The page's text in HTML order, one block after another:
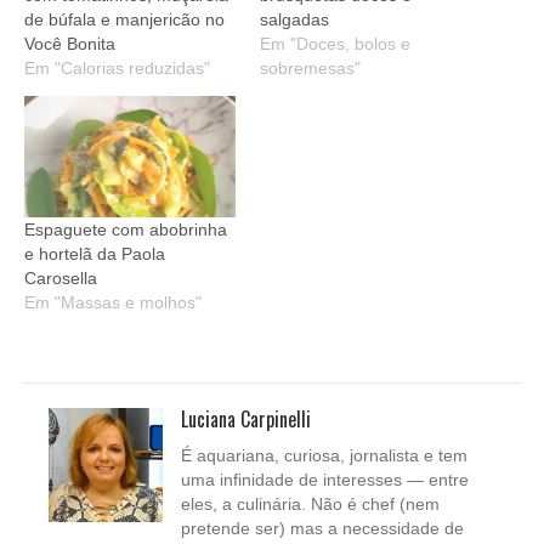
de búfala e manjericão no
Você Bonita
Em "Calorias reduzidas"
salgadas
Em "Doces, bolos e
sobremesas"
Espaguete com abobrinha
e hortelã da Paola
Carosella
Em "Massas e molhos"
Luciana Carpinelli
É aquariana, curiosa, jornalista e tem
uma infinidade de interesses — entre
eles, a culinária. Não é chef (nem
pretende ser) mas a necessidade de